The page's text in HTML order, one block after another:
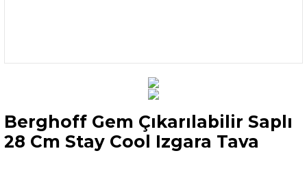
Berghoff Gem Çıkarılabilir Saplı
28 Cm Stay Cool Izgara Tava